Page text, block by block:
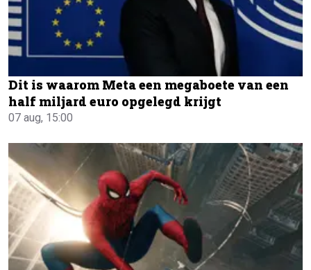
Dit is waarom Meta een megaboete van een
half miljard euro opgelegd krijgt
07 aug, 15:00